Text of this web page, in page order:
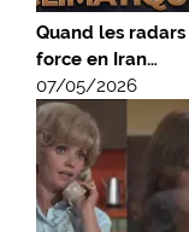
Quand les
force en Iran…
07/05/2026